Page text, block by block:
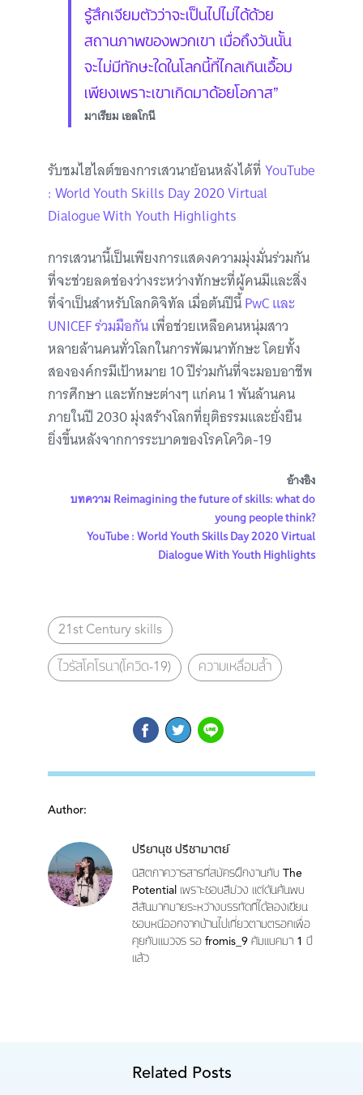
รู้สึกเจียมตัวว่าจะเป็นไปไม่ได้ด้วย
สถานภาพของพวกเขา เมื่อถึงวันนั้น
จะไม่มีทักษะใดในโลกนี้ที่ไกลเกินเอื้อม
เพียงเพราะเขาเกิดมาด้อยโอกาส”
มาเรียม เอลโกนี
รับชมไฮไลต์ของการเสวนาย้อนหลังได้ที่YouTube
: World Youth Skills Day 2020 Virtual
Dialogue With Youth Highlights
การเสวนานี้เป็นเพียงการแสดงความมุ่งมั่นร่วมกัน
ที่จะช่วยลดช่องว่างระหว่างทักษะที่ผู้คนมีและสิ่ง
ที่จำเป็นสำหรับโลกดิจิทัล เมื่อต้นปีนี้PwC และ
UNICEF ร่วมมือกันเพื่อช่วยเหลือคนหนุ่มสาว
หลายล้านคนทั่วโลกในการพัฒนาทักษะ โดยทั้ง
สององค์กรมีเป้าหมาย 10 ปีร่วมกันที่จะมอบอาชีพ
การศึกษา และทักษะต่างๆ แก่คน 1 พันล้านคน
ภายในปี 2030 มุ่งสร้างโลกที่ยุติธรรมและยั่งยืน
ยิ่งขึ้นหลังจากการระบาดของโรคโควิด-19
อ้างอิง
บทความ Reimagining the future of skills: what do
young people think?
YouTube : World Youth Skills Day 2020 Virtual
Dialogue With Youth Highlights
21st Century skills
ไวรัสโคโรนา(โควิด-19) ความเหลื่อมล้ำ
Author:
ปรียานุช ปรีชามาตย์
นิสิตภาควารสารที่สมัครฝึกงานกับ The
Potential เพราะชอบสีม่วง แต่ดันค้นพบ
สีสันมากมายระหว่างบรรทัดที่ได้ลองเขียน
ชอบหนีออกจากบ้านไปเที่ยวตามตรอกเพื่อ
คุยกับแมวจร รอ fromis_9 คัมแบคมา 1 ปี
แล้ว
Related Posts